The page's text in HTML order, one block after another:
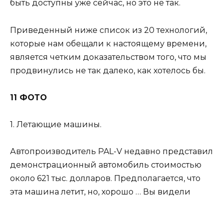
быть доступны уже сейчас, но это не так.
Приведенный ниже список из 20 технологий,
которые нам обещали к настоящему времени,
является четким доказательством того, что мы
продвинулись не так далеко, как хотелось бы.
11 ФОТО
1. Летающие машины.
Автопроизводитель PAL-V недавно представил
демонстрационный автомобиль стоимостью
около 621 тыс. долларов. Предполагается, что
эта машина летит, но, хорошо … Вы видели